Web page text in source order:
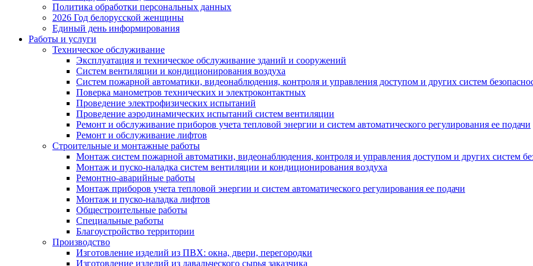
Политика обработки персональных данных
2026 Год белорусской женщины
Единый день информирования
Работы и услуги
Техническое обслуживание
Эксплуатация и техническое обслуживание зданий и сооружений
Систем вентиляции и кондиционирования воздуха
Систем пожарной автоматики, видеонаблюдения, контроля и управления доступом и других систем
Поверка манометров технических и электроконтактных
Проведение электрофизических испытаний
Проведение аэродинамических испытаний систем вентиляции
Ремонт и обслуживание приборов учета тепловой энергии и систем автоматического регулирования ее подачи
Ремонт и обслуживание лифтов
Строительные и монтажные работы
Монтаж систем пожарной автоматики, видеонаблюдения, контроля и управления доступом и других систем
Монтаж и пуско-наладка систем вентиляции и кондиционирования воздуха
Ремонтно-аварийные работы
Монтаж приборов учета тепловой энергии и систем автоматического регулирования ее подачи
Монтаж и пуско-наладка лифтов
Общестроительные работы
Специальные работы
Благоустройство территории
Производство
Изготовление изделий из ПВХ: окна, двери, перегородки
Изготовление изделий из давальческого сырья заказчика